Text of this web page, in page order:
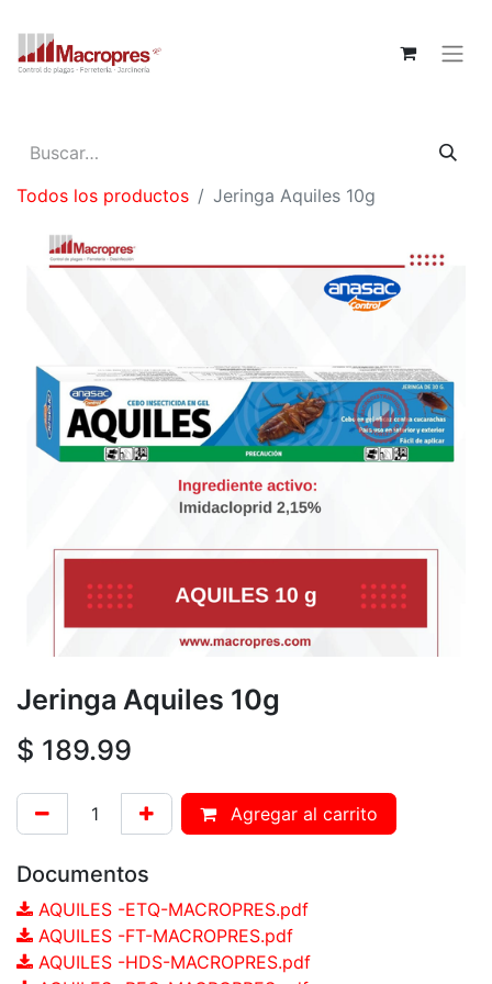
Todos los productos Jeringa Aquiles 10g
Jeringa Aquiles 10g
$ 189.99
Agregar al carrito
Documentos
AQUILES -ETQ-MACROPRES.pdf
AQUILES -FT-MACROPRES.pdf
AQUILES -HDS-MACROPRES.pdf